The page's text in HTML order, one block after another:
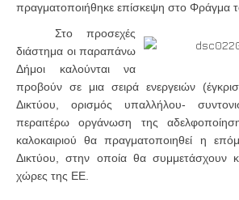
πραγματοποιήθηκε επίσκεψη στο Φράγμα
Στο προσεχές
διάστημα οι παραπάνω
Δήμοι καλούνται να
προβούν σε μια σειρά ενεργειών
Δικτύου, ορισμός υπαλλήλου-
περαιτέρω οργάνωση της
καλοκαιριού θα πραγματοποιηθεί η
Δικτύου, στην οποία θα συμμετάσχουν
χώρες της ΕΕ.